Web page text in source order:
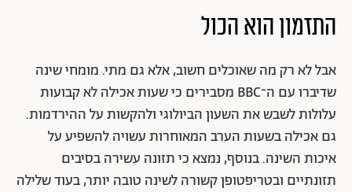
התזמון הוא הכול
אבל לא רק מה שאוכלים חשוב, אלא גם מתי. מומחי שינה
שדיברו עם ה־BBC מסבירים כי שעות אכילה לא קבועות
עלולות לשבש את השעון הביולוגי ולהקשות על ההירדמות.
גם אכילה בשעות הערב המאוחרות עשויה להשפיע על
איכות השינה. בנוסף, נמצא כי תזונה עשירה בסיבים
תזונתיים ובטריפטופן קשורה לשינה טובה יותר, בעוד שלילה